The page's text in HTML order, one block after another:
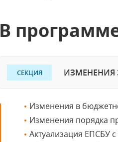
В
СЕКЦИЯ ИЗМЕНЕНИЯ
Изменения в
Изменения порядка
Актуализация ЕПСБУ с